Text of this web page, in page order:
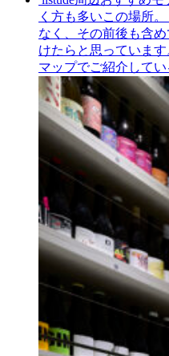
く方も多いこの場所
なく、その前後も含
けたらと思っていま
マップでご紹介して